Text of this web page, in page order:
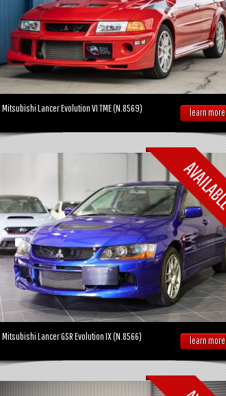
Mitsubishi Lancer Evolution VI TME (N.8569) learn more
Mitsubishi Lancer GSR Evolution IX (N.8566) learn more